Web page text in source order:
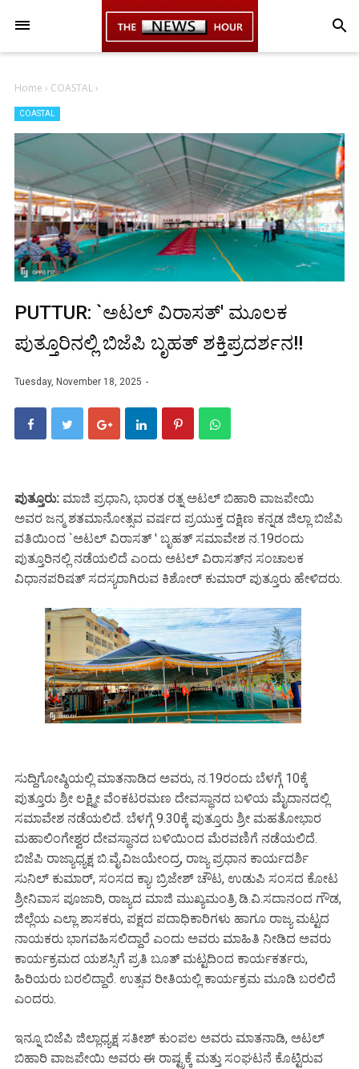
search
Home › COASTAL›
COASTAL
PUTTUR: `ಅಟಲ್ ವಿರಾಸತ್' ಮೂಲಕ
ಪುತ್ತೂರಿನಲ್ಲಿ ಬಿಜೆಪಿ ಬೃಹತ್ ಶಕ್ತಿಪ್ರದರ್ಶನ!!
Tuesday, November 18, 2025
ಪುತ್ತೂರು: ಮಾಜಿ ಪ್ರಧಾನಿ, ಭಾರತ ರತ್ನ ಅಟಲ್‌ ಬಿಹಾರಿ ವಾಜಪೇಯಿ
ಅವರ ಜನ್ಮ ಶತಮಾನೋತ್ಸವ ವರ್ಷದ ಪ್ರಯುಕ್ತ ದಕ್ಷಿಣ ಕನ್ನಡ ಜಿಲ್ಲಾ ಬಿಜೆಪಿ
ವತಿಯಿಂದ `ಅಟಲ್ ವಿರಾಸತ್ ' ಬೃಹತ್ ಸಮಾವೇಶ ನ.19ರಂದು
ಪುತ್ತೂರಿನಲ್ಲಿ ನಡೆಯಲಿದೆ ಎಂದು ಅಟಲ್ ವಿರಾಸತ್‌ನ ಸಂಚಾಲಕ
ವಿಧಾನಪರಿಷತ್ ಸದಸ್ಯರಾಗಿರುವ ಕಿಶೋ‌ರ್ ಕುಮಾ‌ರ್ ಪುತ್ತೂರು ಹೇಳಿದರು.
ಸುದ್ದಿಗೋಷ್ಠಿಯಲ್ಲಿ ಮಾತನಾಡಿದ ಅವರು, ನ.19ರಂದು ಬೆಳಗ್ಗೆ 10ಕ್ಕೆ
ಪುತ್ತೂರು ಶ್ರೀ ಲಕ್ಷ್ಮೀ ವೆಂಕಟರಮಣ ದೇವಸ್ಥಾನದ ಬಳಿಯ ಮೈದಾನದಲ್ಲಿ
ಸಮಾವೇಶ ನಡೆಯಲಿದೆ. ಬೆಳಗ್ಗೆ 9.30ಕ್ಕೆ ಪುತ್ತೂರು ಶ್ರೀ ಮಹತೋಭಾರ
ಮಹಾಲಿಂಗೇಶ್ವರ ದೇವಸ್ಥಾನದ ಬಳಿಯಿಂದ ಮೆರವಣಿಗೆ ನಡೆಯಲಿದೆ.
ಬಿಜೆಪಿ ರಾಜ್ಯಾಧ್ಯಕ್ಷ ಬಿ.ವೈ.ವಿಜಯೇಂದ್ರ, ರಾಜ್ಯ ಪ್ರಧಾನ ಕಾರ್ಯದರ್ಶಿ
ಸುನಿಲ್ ಕುಮಾರ್, ಸಂಸದ ಕ್ಯಾ। ಬ್ರಿಜೇಶ್ ಚೌಟ, ಉಡುಪಿ ಸಂಸದ ಕೋಟ
ಶ್ರೀನಿವಾಸ ಪೂಜಾರಿ, ರಾಜ್ಯದ ಮಾಜಿ ಮುಖ್ಯಮಂತ್ರಿ ಡಿ.ವಿ.ಸದಾನಂದ ಗೌಡ,
ಜಿಲ್ಲೆಯ ಎಲ್ಲಾ ಶಾಸಕರು, ಪಕ್ಷದ ಪದಾಧಿಕಾರಿಗಳು ಹಾಗೂ ರಾಜ್ಯ ಮಟ್ಟದ
ನಾಯಕರು ಭಾಗವಹಿಸಲಿದ್ದಾರೆ ಎಂದು ಅವರು ಮಾಹಿತಿ ನೀಡಿದ ಅವರು
ಕಾರ್ಯಕ್ರಮದ ಯಶಸ್ಸಿಗೆ ಪ್ರತಿ ಬೂತ್ ಮಟ್ಟದಿಂದ ಕಾರ್ಯಕರ್ತರು,
ಹಿರಿಯರು ಬರಲಿದ್ದಾರೆ. ಉತ್ಸವ ರೀತಿಯಲ್ಲಿ ಕಾರ್ಯಕ್ರಮ ಮೂಡಿ ಬರಲಿದೆ
ಎಂದರು.
ಇನ್ನೂ ಬಿಜೆಪಿ ಜಿಲ್ಲಾಧ್ಯಕ್ಷ ಸತೀಶ್ ಕುಂಪಲ ಅವರು ಮಾತನಾಡಿ, ಅಟಲ್
ಬಿಹಾರಿ ವಾಜಪೇಯಿ ಅವರು ಈ ರಾಷ್ಟ್ರಕ್ಕೆ ಮತ್ತು ಸಂಘಟನೆ ಕೊಟ್ಟಿರುವ